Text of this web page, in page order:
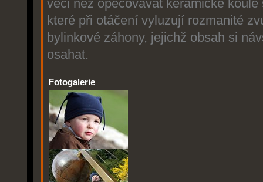
věci než opečovávat keramické
které při otáčení vyluzují rozmanité
bylinkové záhony, jejichž obsah si
osahat.
Fotogalerie